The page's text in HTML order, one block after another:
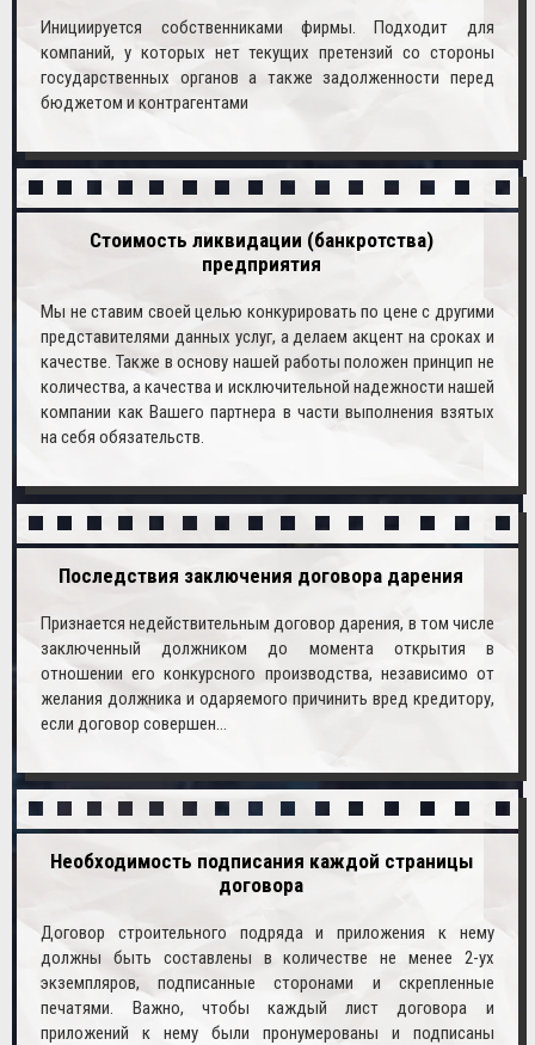
Инициируется собственниками фирмы. Подходит для
компаний, у которых нет текущих претензий со стороны
государственных органов а также задолженности перед
бюджетом и контрагентами
Стоимость ликвидации (банкротства)
предприятия
Мы не ставим своей целью конкурировать по цене с другими
представителями данных услуг, а делаем акцент на сроках и
качестве. Также в основу нашей работы положен принцип не
количества, а качества и исключительной надежности нашей
компании как Вашего партнера в части выполнения взятых
на себя обязательств.
Последствия заключения договора дарения
Признается недействительным договор дарения, в том числе
заключенный должником до момента открытия в
отношении его конкурсного производства, независимо от
желания должника и одаряемого причинить вред кредитору,
если договор совершен…
Необходимость подписания каждой страницы
договора
Договор строительного подряда и приложения к нему
должны быть составлены в количестве не менее 2-ух
экземпляров, подписанные сторонами и скрепленные
печатями. Важно, чтобы каждый лист договора и
приложений к нему были пронумерованы и подписаны